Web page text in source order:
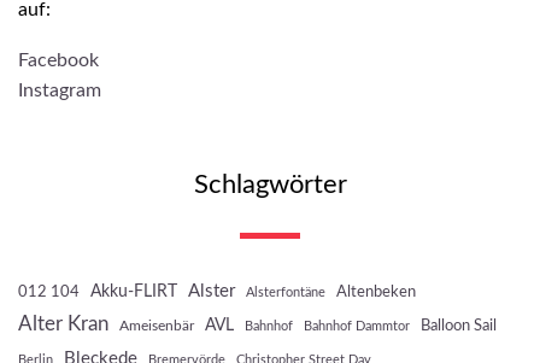
auf:
Facebook
Instagram
Schlagwörter
012 104 Akku-FLIRT Alster Alsterfontäne Altenbeken
Alter Kran Ameisenbär AVL Bahnhof Bahnhof Dammtor Balloon Sail
Bleckede